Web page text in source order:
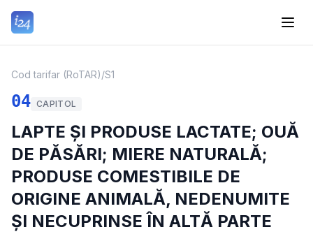
Cod tarifar (RoTAR)/S1
04 CAPITOL
LAPTE ȘI PRODUSE LACTATE; OUĂ
DE PĂSĂRI; MIERE NATURALĂ;
PRODUSE COMESTIBILE DE
ORIGINE ANIMALĂ, NEDENUMITE
ȘI NECUPRINSE ÎN ALTĂ PARTE